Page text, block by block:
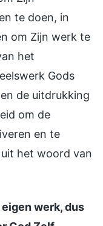
te doen, in
om Zijn werk te
het
Gods
de uitdrukking
om de
en te
het woord van
werk, dus